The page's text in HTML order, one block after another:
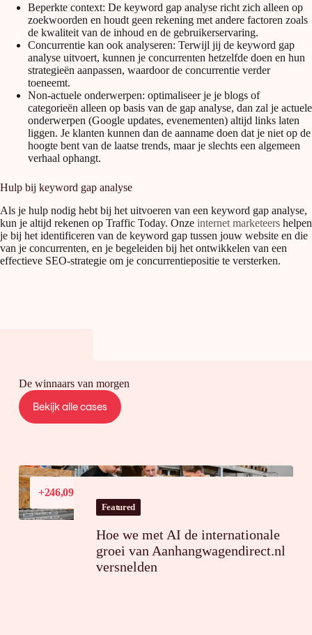
Beperkte context: De keyword gap analyse richt zich alleen op
zoekwoorden en houdt geen rekening met andere factoren zoals
de kwaliteit van de inhoud en de gebruikerservaring.
Concurrentie kan ook analyseren: Terwijl jij de keyword gap
analyse uitvoert, kunnen je concurrenten hetzelfde doen en hun
strategieën aanpassen, waardoor de concurrentie verder
toeneemt.
Non-actuele onderwerpen: optimaliseer je je blogs of
categorieën alleen op basis van de gap analyse, dan zal je actuele
onderwerpen (Google updates, evenementen) altijd links laten
liggen. Je klanten kunnen dan de aanname doen dat je niet op de
hoogte bent van de laatse trends, maar je slechts een algemeen
verhaal ophangt.
Hulp bij keyword gap analyse
Als je hulp nodig hebt bij het uitvoeren van een keyword gap analyse,
kun je altijd rekenen op Traffic Today. Onze internet marketeers helpen
je bij het identificeren van de keyword gap tussen jouw website en die
van je concurrenten, en je begeleiden bij het ontwikkelen van een
effectieve SEO-strategie om je concurrentiepositie te versterken.
De winnaars van morgen
Bekijk alle cases
+246,09%
in Frankrijk
Featured
Hoe we met AI de internationale
groei van Aanhangwagendirect.nl
versnelden